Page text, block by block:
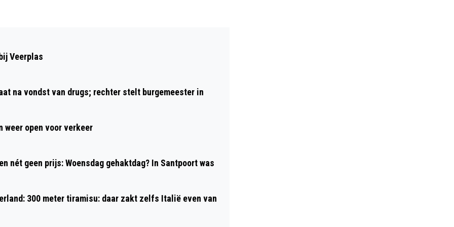
DODELIJK ONGEVAL OP N232 BIJ
Veerplas
na vondst van drugs; rechter stelt burgemeester in
weer open voor verkeer
nét geen prijs: Woensdag gehaktdag? In Santpoort was
300 meter tiramisu: daar zakt zelfs Italië even van